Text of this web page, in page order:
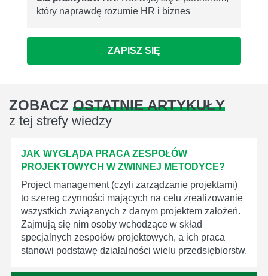
który naprawdę rozumie HR i biznes
ZAPISZ SIĘ
ZOBACZ OSTATNIE ARTYKUŁY
z tej strefy wiedzy
JAK WYGLĄDA PRACA ZESPOŁÓW
PROJEKTOWYCH W ZWINNEJ METODYCE?
Project management (czyli zarządzanie projektami)
to szereg czynności mających na celu zrealizowanie
wszystkich związanych z danym projektem założeń.
Zajmują się nim osoby wchodzące w skład
specjalnych zespołów projektowych, a ich praca
stanowi podstawę działalności wielu przedsiębiorstw.